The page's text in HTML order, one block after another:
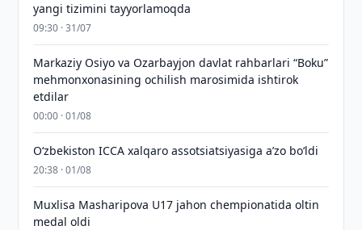
yangi tizimini tayyorlamoqda
09:30 · 31/07
Markaziy Osiyo va Ozarbayjon davlat rahbarlari “Boku”
mehmonxonasining ochilish marosimida ishtirok
etdilar
00:00 · 01/08
O‘zbekiston ICCA xalqaro assotsiatsiyasiga aʼzo bo‘ldi
20:38 · 01/08
Muxlisa Masharipova U17 jahon chempionatida oltin
medal oldi